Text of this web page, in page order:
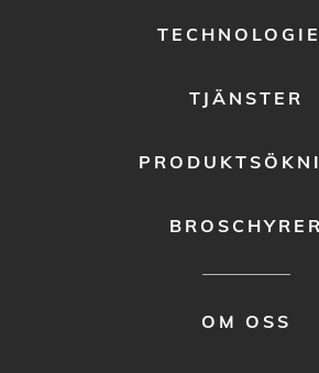
TJÄNSTER
BROSCHYRER
OM OSS